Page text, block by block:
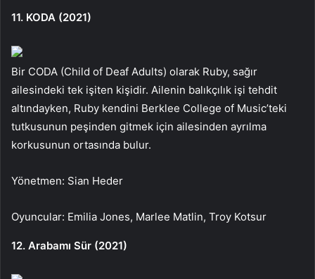
11. KODA (2021)
Bir CODA (Child of Deaf Adults) olarak Ruby, sağır
ailesindeki tek işiten kişidir. Ailenin balıkçılık işi tehdit
altındayken, Ruby kendini Berklee College of Music’teki
tutkusunun peşinden gitmek için ailesinden ayrılma
korkusunun ortasında bulur.
Yönetmen: Sian Heder
Oyuncular: Emilia Jones, Marlee Matlin, Troy Kotsur
12. Arabamı Sür (2021)